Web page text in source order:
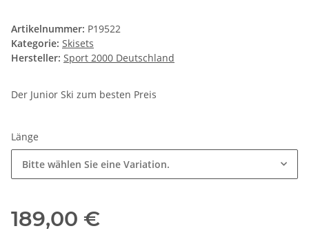
Artikelnummer: P19522
Kategorie: Skisets
Hersteller: Sport 2000 Deutschland
Der Junior Ski zum besten Preis
Länge
Bitte wählen Sie eine Variation.
189,00 €